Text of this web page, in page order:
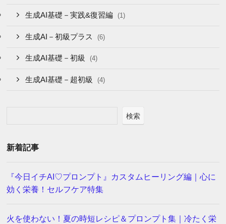
生成AI基礎－実践&復習編 (1)
生成AI－初級プラス (6)
生成AI基礎－初級 (4)
生成AI基礎－超初級 (4)
検索
新着記事
『今日イチAI♡プロンプト』カスタムヒーリング編｜心に
効く栄養！セルフケア特集
火を使わない！夏の時短レシピ＆プロンプト集｜冷たく栄